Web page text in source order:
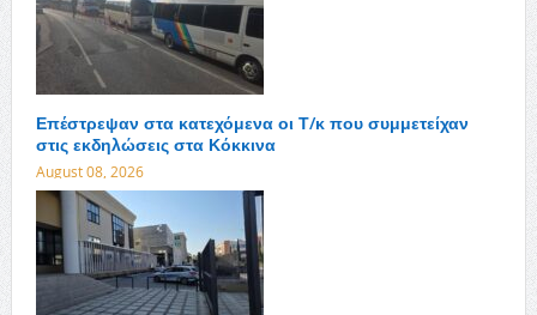
Επέστρεψαν στα κατεχόμενα οι Τ/κ που συμμετείχαν
στις εκδηλώσεις στα Κόκκινα
August 08, 2026